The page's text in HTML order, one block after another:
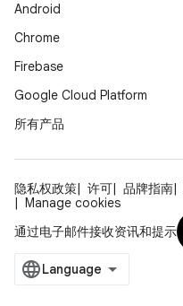
Android
Chrome
Firebase
Google Cloud Platform
所有产品
隐私权政策 许可 品牌指南
Manage cookies
通过电子邮件接收资讯和提示